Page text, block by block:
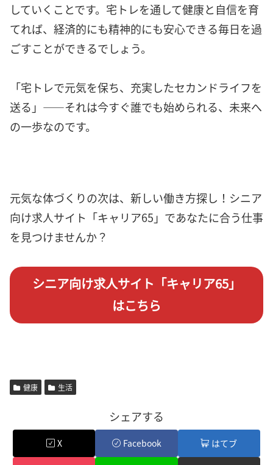
していくことです。宅トレを通して健康と自信を育
てれば、経済的にも精神的にも安心できる毎日を過
ごすことができるでしょう。
「宅トレで元気を保ち、充実したセカンドライフを
送る」――それは今すぐ誰でも始められる、未来へ
の一歩なのです。
元気な体づくりの次は、新しい働き方探し！シニア
向け求人サイト「キャリア65」であなたに合う仕事
を見つけませんか？
シニア向け求人サイト「キャリア65」
はこちら
健康 生活
シェアする
X Facebook はてブ